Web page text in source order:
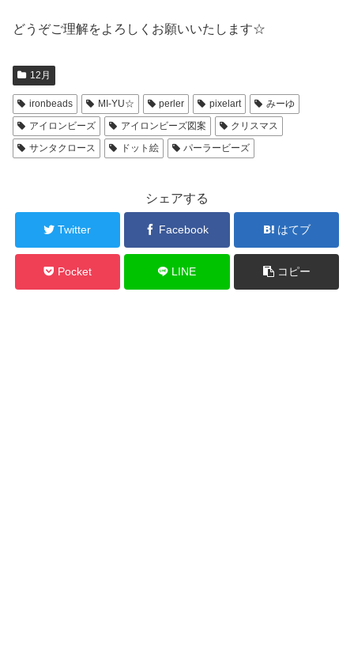
どうぞご理解をよろしくお願いいたします☆
12月
ironbeads MI-YU☆ perler pixelart
みーゆ
アイロンビーズ
アイロンビーズ図案
クリスマス
サンタクロース
ドット絵 パーラービーズ
シェアする
Twitter Facebook はてブ
Pocket LINE コピー